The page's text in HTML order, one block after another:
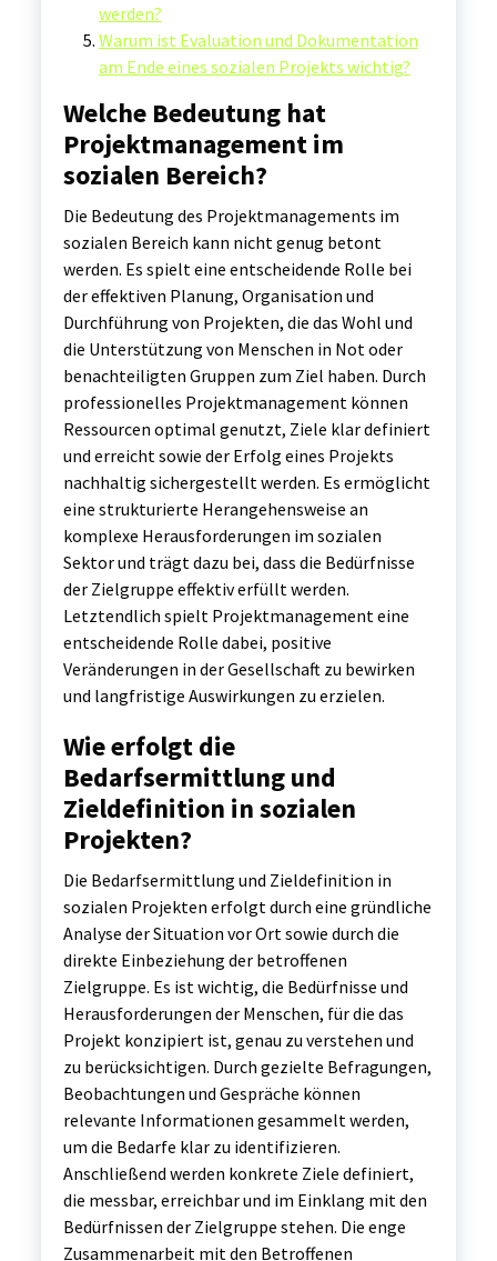
werden?
Warum ist Evaluation und Dokumentation
am Ende eines sozialen Projekts wichtig?
Welche Bedeutung hat
Projektmanagement im
sozialen Bereich?
Die Bedeutung des Projektmanagements im
sozialen Bereich kann nicht genug betont
werden. Es spielt eine entscheidende Rolle bei
der effektiven Planung, Organisation und
Durchführung von Projekten, die das Wohl und
die Unterstützung von Menschen in Not oder
benachteiligten Gruppen zum Ziel haben. Durch
professionelles Projektmanagement können
Ressourcen optimal genutzt, Ziele klar definiert
und erreicht sowie der Erfolg eines Projekts
nachhaltig sichergestellt werden. Es ermöglicht
eine strukturierte Herangehensweise an
komplexe Herausforderungen im sozialen
Sektor und trägt dazu bei, dass die Bedürfnisse
der Zielgruppe effektiv erfüllt werden.
Letztendlich spielt Projektmanagement eine
entscheidende Rolle dabei, positive
Veränderungen in der Gesellschaft zu bewirken
und langfristige Auswirkungen zu erzielen.
Wie erfolgt die
Bedarfsermittlung und
Zieldefinition in sozialen
Projekten?
Die Bedarfsermittlung und Zieldefinition in
sozialen Projekten erfolgt durch eine gründliche
Analyse der Situation vor Ort sowie durch die
direkte Einbeziehung der betroffenen
Zielgruppe. Es ist wichtig, die Bedürfnisse und
Herausforderungen der Menschen, für die das
Projekt konzipiert ist, genau zu verstehen und
zu berücksichtigen. Durch gezielte Befragungen,
Beobachtungen und Gespräche können
relevante Informationen gesammelt werden,
um die Bedarfe klar zu identifizieren.
Anschließend werden konkrete Ziele definiert,
die messbar, erreichbar und im Einklang mit den
Bedürfnissen der Zielgruppe stehen. Die enge
Zusammenarbeit mit den Betroffenen